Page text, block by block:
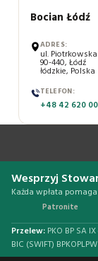
Bocian Łódź
ADRES:
ul. Piotrkowska
90-440, Łódź
łódzkie, Polska
TELEFON:
+48 42 620
Wesprzyj
Każda wpłata
Patronite
Przelew: PKO BP SA
BIC (SWIFT)